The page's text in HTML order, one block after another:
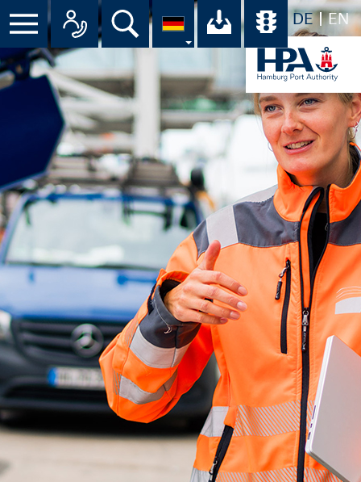
DE EN
Menü Alle Ansprechpartner im
Suche Ihr Download-